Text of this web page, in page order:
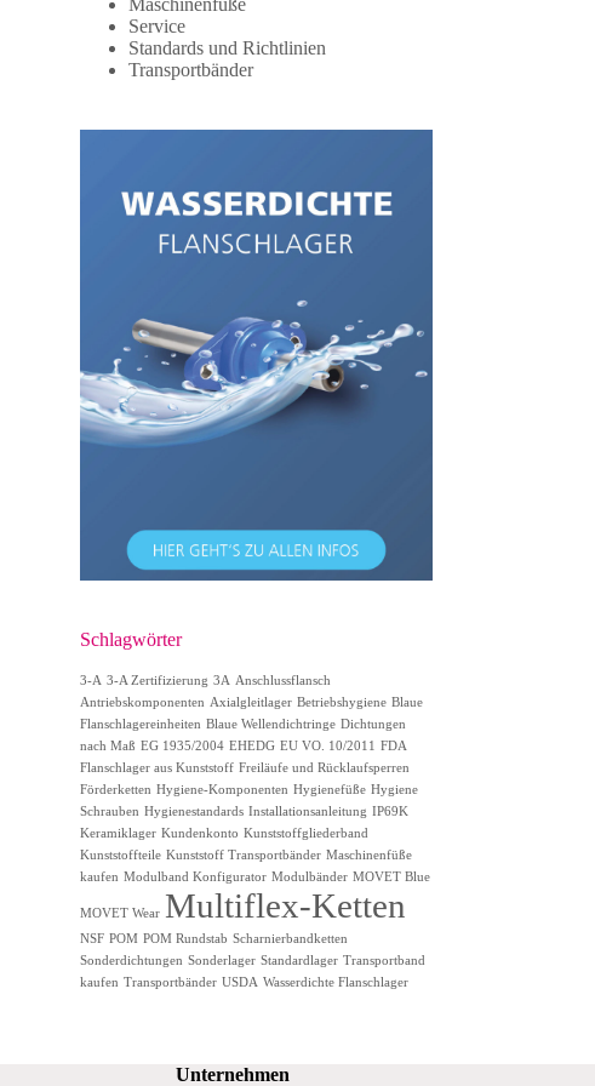
Service
Standards und Richtlinien
Transportbänder
Schlagwörter
3-A 3-A Zertifizierung 3A Anschlussflansch
Antriebskomponenten Axialgleitlager Betriebshygiene Blaue
Flanschlagereinheiten Blaue Wellendichtringe Dichtungen
nach Maß EG 1935/2004 EHEDG EU VO. 10/2011 FDA
Flanschlager aus Kunststoff Freiläufe und Rücklaufsperren
Förderketten Hygiene-Komponenten Hygienefüße Hygiene
Schrauben Hygienestandards Installationsanleitung IP69K
Keramiklager Kundenkonto Kunststoffgliederband
Kunststoffteile Kunststoff Transportbänder Maschinenfüße
kaufen Modulband Konfigurator Modulbänder MOVET Blue
MOVET Wear Multiflex-Ketten
NSF POM POM Rundstab Scharnierbandketten
Sonderdichtungen Sonderlager Standardlager Transportband
kaufen Transportbänder USDA Wasserdichte Flanschlager
Unternehmen